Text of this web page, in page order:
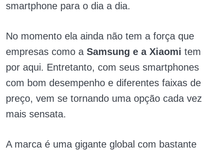
smartphone para o dia a dia.
No momento ela ainda não tem a força que
empresas como a Samsung e a Xiaomi tem
por aqui. Entretanto, com seus smartphones
com bom desempenho e diferentes faixas de
preço, vem se tornando uma opção cada vez
mais sensata.
A marca é uma gigante global com bastante